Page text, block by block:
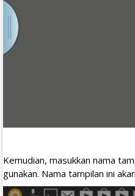
Kemudian, masukkan nama
gunakan. Nama tampilan ini